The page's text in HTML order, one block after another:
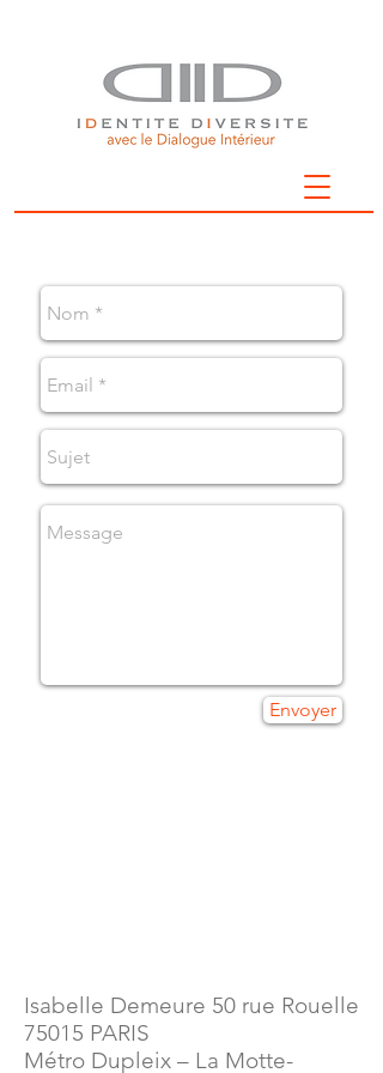
Envoyer
Isabelle Demeure 50 rue Rouelle
75015 PARIS
Métro Dupleix – La Motte-